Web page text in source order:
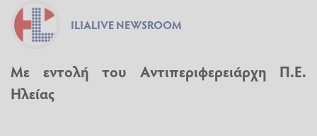
ILIALIVE NEWSROOM
Με εντολή του Αντιπεριφερειάρχη Π.Ε.
Ηλείας